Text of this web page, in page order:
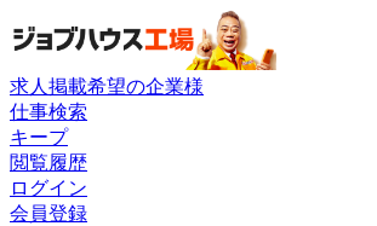
求人掲載希望の企業様
仕事検索
キープ
閲覧履歴
ログイン
会員登録